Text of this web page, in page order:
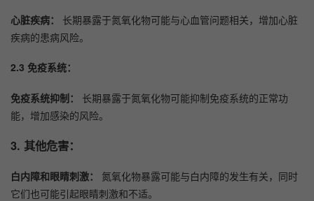
心脏疾病：
长期暴露于氮氧化物可能与心血管问题相关，增加心脏
疾病的患病风险。
2.3 免疫系统：
免疫系统抑制：
长期暴露于氮氧化物可能抑制免疫系统的正常功
能，增加感染的风险。
3. 其他危害：
白内障和眼睛刺激：
氮氧化物暴露可能与白内障的发生有关，同时
它们也可能引起眼睛刺激和不适。